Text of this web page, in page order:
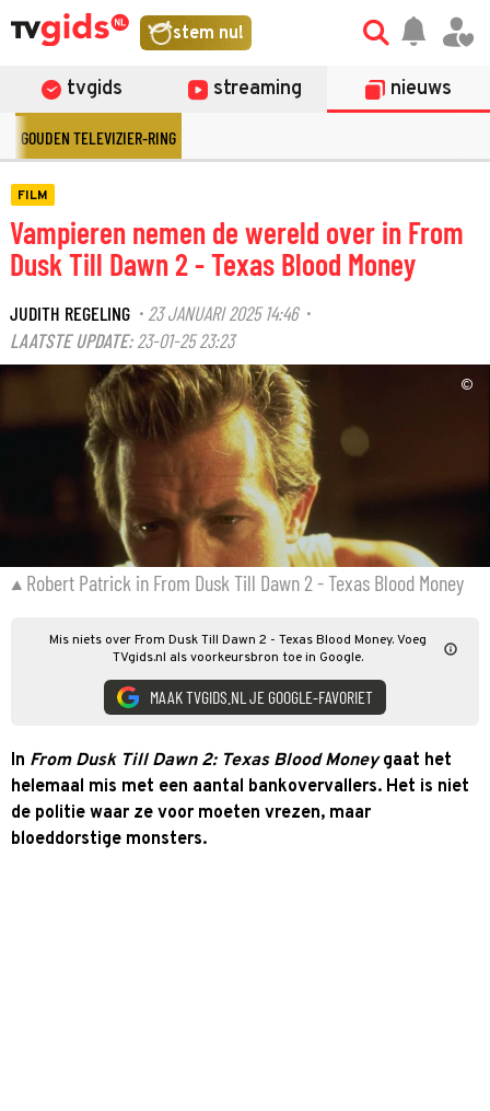
stem nu!
tvgids streaming nieuws
GOUDEN TELEVIZIER-RING
FILM
Vampieren nemen de wereld over in From
Dusk Till Dawn 2 - Texas Blood Money
JUDITH REGELING · 23 JANUARI 2025 14:46·
LAATSTE UPDATE: 23-01-25 23:23
©
Robert Patrick in From Dusk Till Dawn 2 - Texas Blood Money
Mis niets over From Dusk Till Dawn 2 - Texas Blood Money. Voeg
TVgids.nl als voorkeursbron toe in Google.
MAAK TVGIDS.NL JE GOOGLE-FAVORIET
In From Dusk Till Dawn 2: Texas Blood Moneygaat het
helemaal mis met een aantal bankovervallers. Het is niet
de politie waar ze voor moeten vrezen, maar
bloeddorstige monsters.